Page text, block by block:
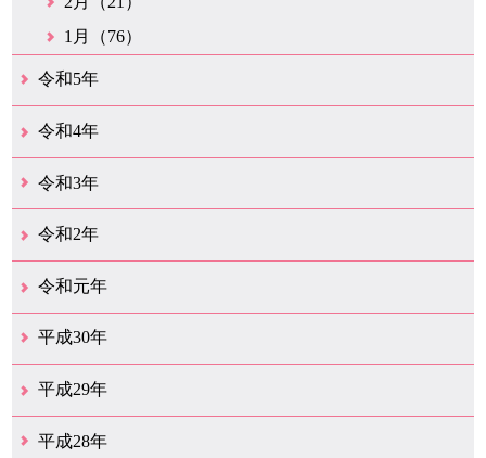
1月（76）
令和5年
12月（38）
11月（31）
10月（29）
9月（29）
8月（28）
7月（34）
6月（21）
5月（37）
4月（30）
3月（42）
2月（20）
1月（25）
令和4年
12月（43）
11月（21）
10月（35）
9月（34）
8月（36）
7月（25）
6月（32）
5月（17）
4月（48）
3月（42）
2月（23）
1月（31）
令和3年
12月（26）
11月（25）
10月（18）
9月（34）
8月（27）
7月（31）
6月（26）
5月（36）
4月（39）
3月（68）
2月（19）
1月（45）
令和2年
12月（41）
11月（18）
10月（25）
9月（20）
8月（31）
7月（29）
6月（41）
5月（36）
4月（50）
3月（69）
2月（38）
1月（12）
令和元年
12月（22）
11月（21）
10月（38）
9月（24）
8月（16）
7月（29）
6月（27）
5月（15）
4月（47）
3月（23）
2月（10）
1月（9）
平成30年
12月（29）
11月（13）
10月（18）
9月（17）
8月（19）
7月（65）
6月（20）
5月（16）
4月（29）
3月（41）
2月（16）
1月（15）
平成29年
12月（22）
11月（11）
10月（22）
9月（31）
8月（19）
7月（30）
6月（6）
5月（13）
4月（10）
3月（10）
2月（5）
1月（6）
平成28年